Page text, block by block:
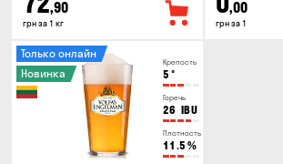
,90
грн за 1 кг
,00
грн за 1
Крепость
5 °
Горечь
26 IBU
Плотность
11.5 %
Только онлайн
Новинка